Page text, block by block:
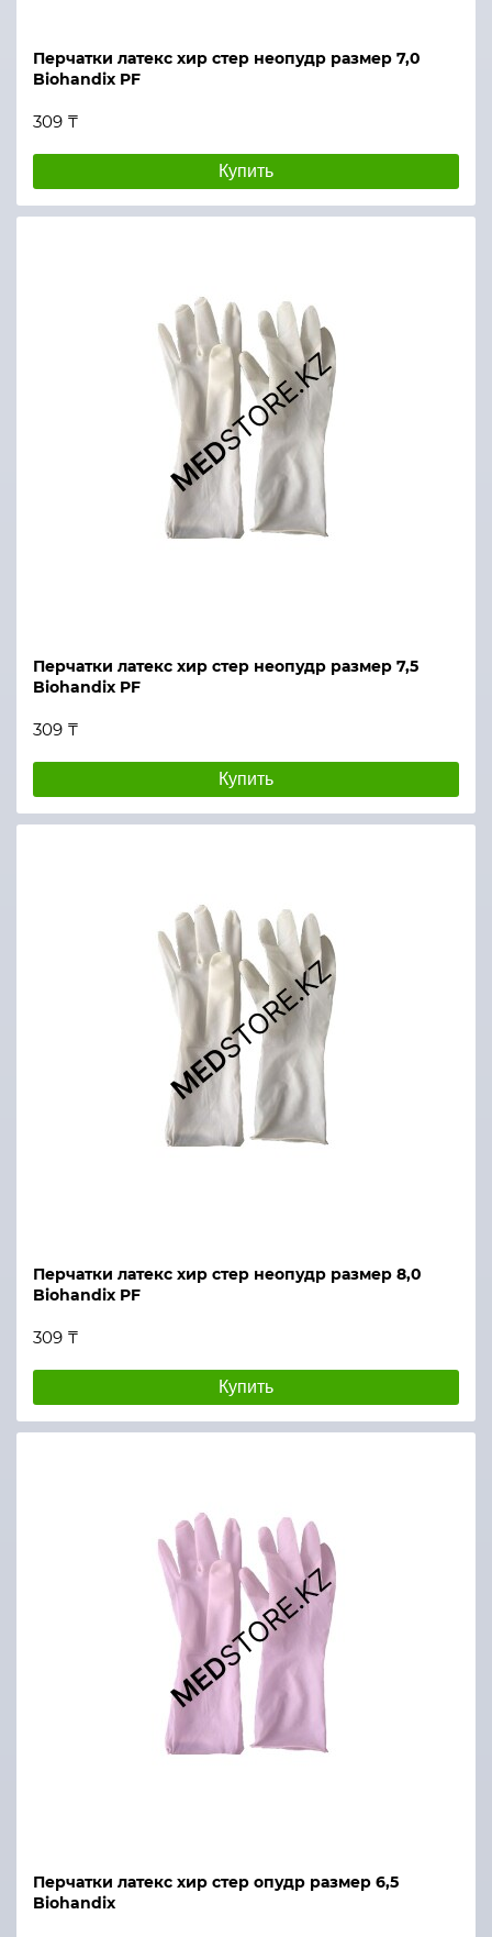
Перчатки латекс хир стер неопудр размер 7,0
Biohandix PF
309 ₸
Купить
Перчатки латекс хир стер неопудр размер 7,5
Biohandix PF
309 ₸
Купить
Перчатки латекс хир стер неопудр размер 8,0
Biohandix PF
309 ₸
Купить
Перчатки латекс хир стер опудр размер 6,5
Biohandix